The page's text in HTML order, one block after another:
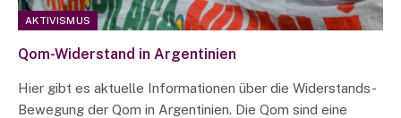
AKTIVISMUS
Qom-Widerstand in Argentinien
Hier gibt es aktuelle Informationen über die Widerstands-
Bewegung der Qom in Argentinien. Die Qom sind eine